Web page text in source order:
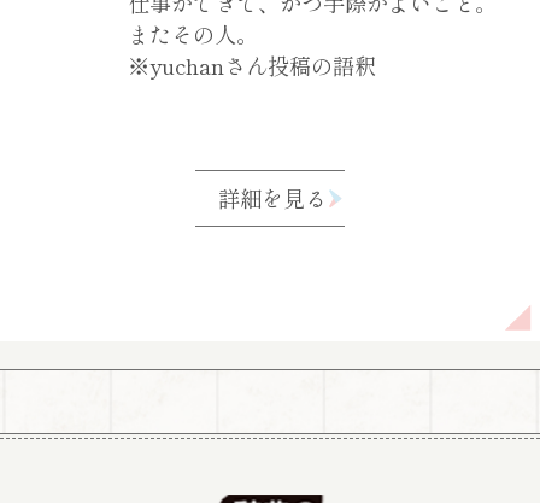
またその人。
※yuchanさん投稿の語釈
詳細を見る